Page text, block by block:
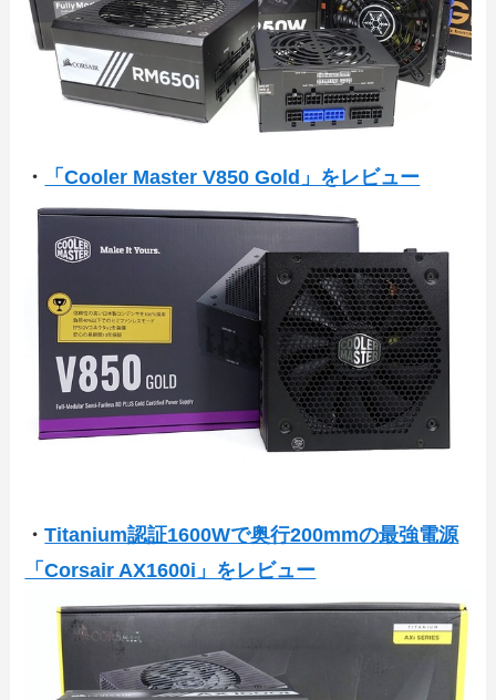
・ 「Cooler Master V850 Gold」をレビュー
・Titanium認証1600Wで奥行200mmの最強電源
「Corsair AX1600i」をレビュー